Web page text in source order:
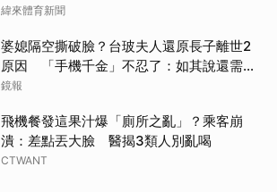
緯來體育新聞
婆媳隔空撕破臉？台玻夫人還原長子離世2
原因 「手機千金」不忍了：如其說還需要
離開嗎？
鏡報
飛機餐發這果汁爆「廁所之亂」？乘客崩
潰：差點丟大臉 醫揭3類人別亂喝
CTWANT